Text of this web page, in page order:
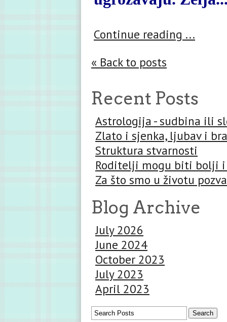
Continue reading ...
« Back to posts
Recent Posts
Astrologija - sudbina ili
Zlato i sjenka, ljubav i
Struktura stvarnosti
Roditelji mogu biti bolji
Za što smo u životu
Blog Archive
July 2026
June 2024
October 2023
July 2023
April 2023